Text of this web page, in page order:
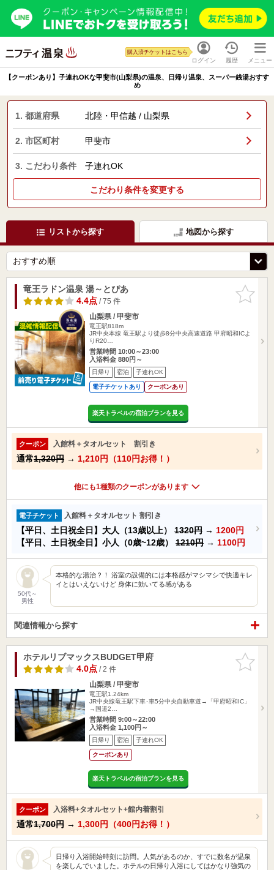
ログイン
購入済チケットはこちら
履歴 メニュー
【クーポンあり】子連れOKな甲斐市(山梨県)の温泉、日帰り温泉、スーパー銭湯おすす
め
1. 都道府県 北陸・甲信越 / 山梨県
2. 市区町村 甲斐市
3. こだわり条件 子連れOK
こだわり条件を変更する
リストから探す 地図から探す
お気に入
りに追加
竜王ラドン温泉 湯～とぴあ
4.4点/ 75 件
山梨県 / 甲斐市
竜王駅818m
JR中央本線 竜王駅より徒歩8分中央高速道路 甲府昭和ICよ
りR20…
営業時間 10:00～23:00
入浴料金 880円～
日帰り 宿泊 子連れOK
電子チケットあり クーポンあり
楽天トラベルの宿泊プランを見る
クーポン 入館料＋タオルセット 割引き
通常1,320円 → 1,210円（110円お得！）
他にも1種類のクーポンがあります
電子チケット 入館料＋タオルセット 割引き
【平日、土日祝全日】大人（13歳以上） 1320円 → 1200円
【平日、土日祝全日】小人（0歳~12歳） 1210円 → 1100円
50代～
男性
本格的な湯治？！ 浴室の設備的には本格感がマシマシで快適キレ
イとはいえないけど 身体に効いてる感がある
関連情報から探す
お気に入
りに追加
ホテルリブマックスBUDGET甲府
4.0点/ 2 件
山梨県 / 甲斐市
竜王駅1.24km
JR中央線竜王駅下車･車5分中央自動車道→「甲府昭和IC」
→国道2…
営業時間 9:00～22:00
入浴料金 1,100円～
日帰り 宿泊 子連れOK
クーポンあり
楽天トラベルの宿泊プランを見る
クーポン 入浴料+タオルセット+館内着割引
通常1,700円 → 1,300円（400円お得！）
日帰り入浴開始時刻に訪問。人気があるのか、すでに数名が温泉
を楽しんでいました。ホテルの日帰り入浴にしてはかなり強気の